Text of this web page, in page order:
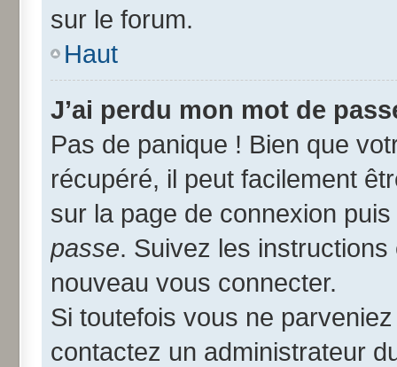
sur le forum.
Haut
J’ai perdu mon mot de
Pas de panique ! Bien que
récupéré, il peut facilement
sur la page de connexion
passe. Suivez les
nouveau vous connecter.
Si toutefois vous ne
contactez un administrateur